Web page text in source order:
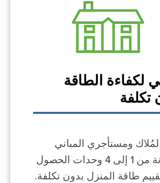
لكفاءة الطاقة
تكلفة
ومستأجري المباني
المكونة من 1 إلى 4 وحدات الحصول
طاقة المنزل بدون تكلفة.